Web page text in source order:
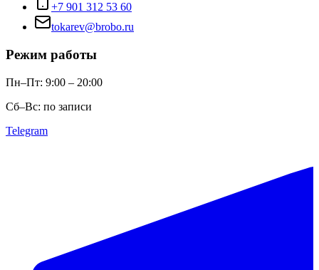
+7 901 312 53 60
tokarev@brobo.ru
Режим работы
Пн–Пт: 9:00 – 20:00
Сб–Вс: по записи
Telegram